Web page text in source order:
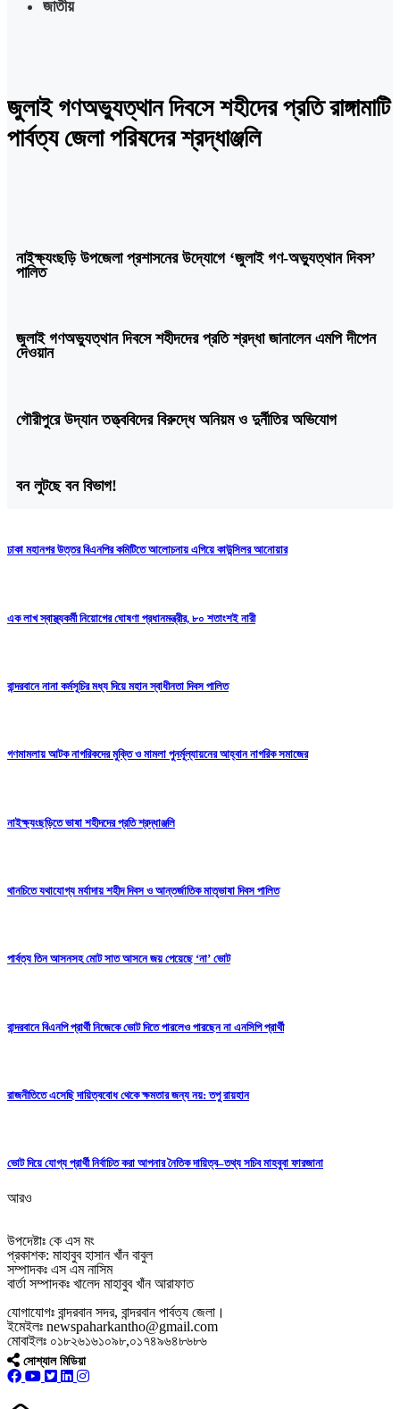
জাতীয়
জুলাই গণঅভ্যুত্থান দিবসে শহীদের প্রতি রাঙ্গামাটি
পার্বত্য জেলা পরিষদের শ্রদ্ধাঞ্জলি
নাইক্ষ্যংছড়ি উপজেলা প্রশাসনের উদ্যোগে ‘জুলাই গণ-অভ্যুত্থান দিবস’
পালিত
জুলাই গণঅভ্যুত্থান দিবসে শহীদদের প্রতি শ্রদ্ধা জানালেন এমপি দীপেন
দেওয়ান
গৌরীপুরে উদ্যান তত্ত্ববিদের বিরুদ্ধে অনিয়ম ও দুর্নীতির অভিযোগ
বন লুটছে বন বিভাগ!
ঢাকা মহানগর উত্তর বিএনপির কমিটিতে আলোচনায় এগিয়ে কাউন্সিলর আনোয়ার
এক লাখ স্বাস্থ্যকর্মী নিয়োগের ঘোষণা প্রধানমন্ত্রীর, ৮০ শতাংশই নারী
বান্দরবানে নানা কর্মসূচির মধ্য দিয়ে মহান স্বাধীনতা দিবস পালিত
গণমামলায় আটক নাগরিকদের মুক্তি ও মামলা পুনর্মূল্যায়নের আহ্বান নাগরিক সমাজের
নাইক্ষ্যংছড়িতে ভাষা শহীদদের প্রতি শ্রদ্ধাঞ্জলি
থানচিতে যথাযোগ্য মর্যাদায় শহীদ দিবস ও আন্তর্জাতিক মাতৃভাষা দিবস পালিত
পার্বত্য তিন আসনসহ মোট সাত আসনে জয় পেয়েছে ‘না’ ভোট
বান্দরবানে বিএনপি প্রার্থী নিজেকে ভোট দিতে পারলেও পারছেন না এনসিপি প্রার্থী
রাজনীতিতে এসেছি দায়িত্ববোধ থেকে ক্ষমতার জন্য নয়: তপু রায়হান
ভোট দিয়ে যোগ্য প্রার্থী নির্বাচিত করা আপনার নৈতিক দায়িত্ব–তথ্য সচিব মাহবুবা ফারজানা
আরও
উপদেষ্টাঃ কে এস মং
প্রকাশক: মাহাবুব হাসান খাঁন বাবুল
সম্পাদকঃ এস এম নাসিম
বার্তা সম্পাদকঃ খালেদ মাহাবুব খাঁন আরাফাত
যোগাযোগঃ বান্দরবান সদর, বান্দরবান পার্বত্য জেলা।
ইমেইলঃ newspaharkantho@gmail.com
মোবাইলঃ ০১৮২৬১৬১০৯৮,০১৭৪৯৬৪৮৬৮৬
সোশ্যাল মিডিয়া